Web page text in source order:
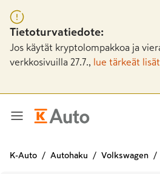
Tietoturvatiedote:
Jos käytät kryptolompakkoa ja
verkkosivuilla 27.7.,
lue tärkeät
K-Auto Autohaku Volkswagen